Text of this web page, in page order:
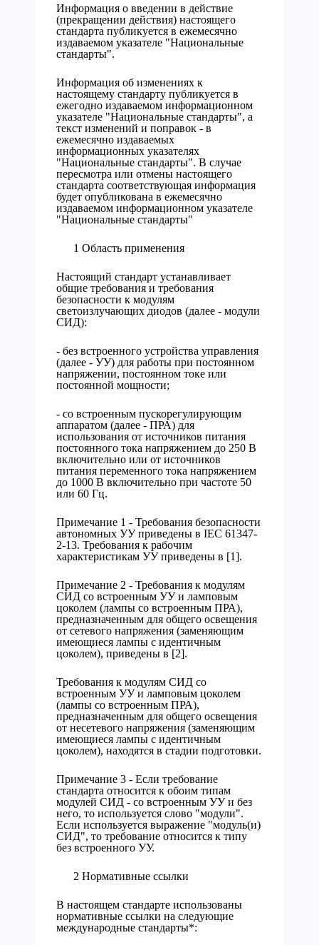
Информация о введении в действие
(прекращении действия) настоящего
стандарта публикуется в ежемесячно
издаваемом указателе "Национальные
стандарты".
Информация об изменениях к
настоящему стандарту публикуется в
ежегодно издаваемом информационном
указателе "Национальные стандарты", а
текст изменений и поправок - в
ежемесячно издаваемых
информационных указателях
"Национальные стандарты". В случае
пересмотра или отмены настоящего
стандарта соответствующая информация
будет опубликована в ежемесячно
издаваемом информационном указателе
"Национальные стандарты"
1 Область применения
Настоящий стандарт устанавливает
общие требования и требования
безопасности к модулям
светоизлучающих диодов (далее - модули
СИД):
- без встроенного устройства управления
(далее - УУ) для работы при постоянном
напряжении, постоянном токе или
постоянной мощности;
- со встроенным пускорегулирующим
аппаратом (далее - ПРА) для
использования от источников питания
постоянного тока напряжением до 250 В
включительно или от источников
питания переменного тока напряжением
до 1000 В включительно при частоте 50
или 60 Гц.
Примечание 1 - Требования безопасности
автономных УУ приведены в IEC 61347-
2-13. Требования к рабочим
характеристикам УУ приведены в [1].
Примечание 2 - Требования к модулям
СИД со встроенным УУ и ламповым
цоколем (лампы со встроенным ПРА),
предназначенным для общего освещения
от сетевого напряжения (заменяющим
имеющиеся лампы с идентичным
цоколем), приведены в [2].
Требования к модулям СИД со
встроенным УУ и ламповым цоколем
(лампы со встроенным ПРА),
предназначенным для общего освещения
от несетевого напряжения (заменяющим
имеющиеся лампы с идентичным
цоколем), находятся в стадии подготовки.
Примечание 3 - Если требование
стандарта относится к обоим типам
модулей СИД - со встроенным УУ и без
него, то используется слово "модули".
Если используется выражение "модуль(и)
СИД", то требование относится к типу
без встроенного УУ.
2 Нормативные ссылки
В настоящем стандарте использованы
нормативные ссылки на следующие
международные стандарты*: